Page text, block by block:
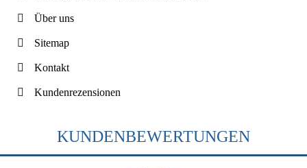
Über uns
Sitemap
Kontakt
Kundenrezensionen
KUNDENBEWERTUNGEN